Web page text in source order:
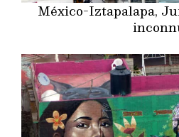
México-Iztapalapa,